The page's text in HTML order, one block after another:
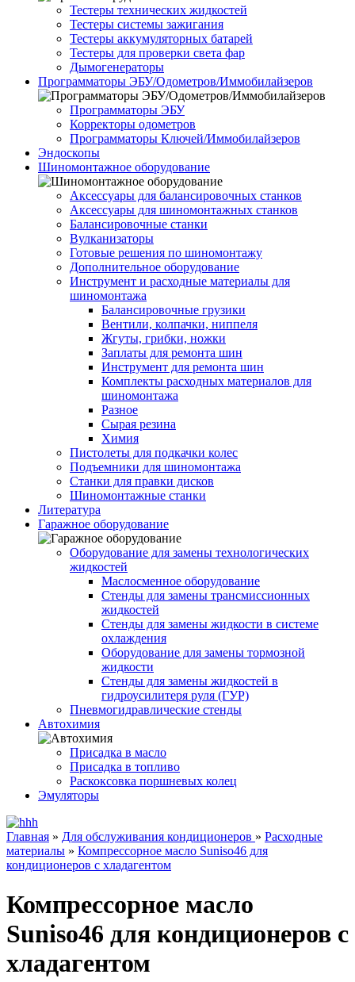
Тестеры технических жидкостей
Тестеры системы зажигания
Тестеры аккумуляторных батарей
Тестеры для проверки света фар
Дымогенераторы
Программаторы ЭБУ/Одометров/Иммобилайзеров
Программаторы ЭБУ
Корректоры одометров
Программаторы Ключей/Иммобилайзеров
Эндоскопы
Шиномонтажное оборудование
Аксессуары для балансировочных станков
Аксессуары для шиномонтажных станков
Балансировочные станки
Вулканизаторы
Готовые решения по шиномонтажу
Дополнительное оборудование
Инструмент и расходные материалы для
шиномонтажа
Балансировочные грузики
Вентили, колпачки, ниппеля
Жгуты, грибки, ножки
Заплаты для ремонта шин
Инструмент для ремонта шин
Комплекты расходных материалов для
шиномонтажа
Разное
Сырая резина
Химия
Пистолеты для подкачки колес
Подъемники для шиномонтажа
Станки для правки дисков
Шиномонтажные станки
Литература
Гаражное оборудование
Оборудование для замены технологических
жидкостей
Маслосменное оборудование
Стенды для замены трансмиссионных
жидкостей
Стенды для замены жидкости в системе
охлаждения
Оборудование для замены тормозной
жидкости
Стенды для замены жидкостей в
гидроусилитеря руля (ГУР)
Пневмогидравлические стенды
Автохимия
Присадка в масло
Присадка в топливо
Раскоксовка поршневых колец
Эмуляторы
Главная » Для обслуживания кондиционеров » Расходные
материалы » Компрессорное масло Suniso46 для
кондиционеров с хладагентом
Компрессорное масло
Suniso46 для кондиционеров с
хладагентом